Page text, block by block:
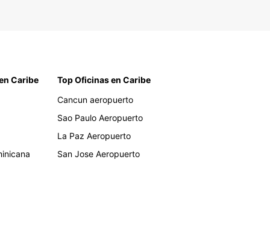
Caribe
Top Oficinas en Caribe
Cancun aeropuerto
Sao Paulo Aeropuerto
La Paz Aeropuerto
San Jose Aeropuerto